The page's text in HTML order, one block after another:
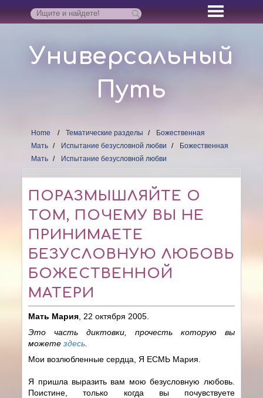
Универсальный
Путь
Home Тематические разделы
Божественная
Мать
Испытание безусловной любви
Божественная
Мать
Испытание безусловной любви
ПОРАЗМЫШЛЯЙТЕ О
ТОМ, ПОЧЕМУ ВЫ НЕ
ПРИНИМАЕТЕ
БЕЗУСЛОВНУЮ ЛЮБОВЬ
БОЖЕСТВЕННОЙ
МАТЕРИ
Мать Мария , 22 октября 2005.
Это часть диктовки, прочесть которую вы
можетездесь
Мои возлюбленные сердца, Я ЕСМЬ Мария.
Я пришла выразить вам мою безусловную любовь.
Поистине, только когда вы почувствуете